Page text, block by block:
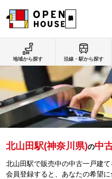
北山田駅(神奈川県)の中
北山田駅で販売中の中古一戸建て
会員登録すると、あなたの希望
地域から探す 沿線・駅から探す